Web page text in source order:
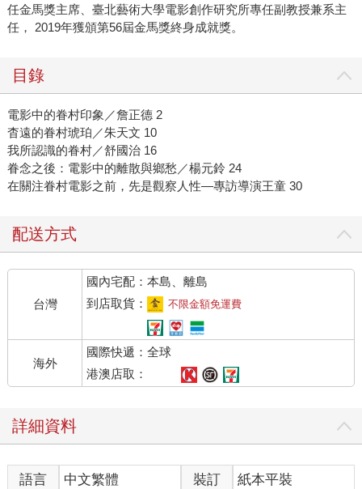
任金馬獎主席、臺北藝術大學電影創作研究所專任副教授兼系主
任， 2019年獲頒第56屆金馬獎終身成就獎。
目錄
電影中的眷村印象／詹正德 2
杳遠的眷村琥珀／朱天文 10
我所認識的眷村／舒國治 16
眷念之後：電影中的離散與鄉愁／楊元鈴 24
在關注眷村電影之前，先是觀察人性—專訪導演王童 30
配送方式
台灣
國內宅配：本島、離島
到店取貨：
不限金額免運費
海外
國際快遞：全球
港澳店取：
詳細資料
語言 中文繁體 裝訂
紙本平裝